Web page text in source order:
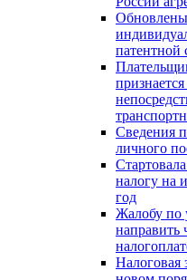
патентной
Сведения
личного
налогу на
год
Жалобу по
направить
Налоговая